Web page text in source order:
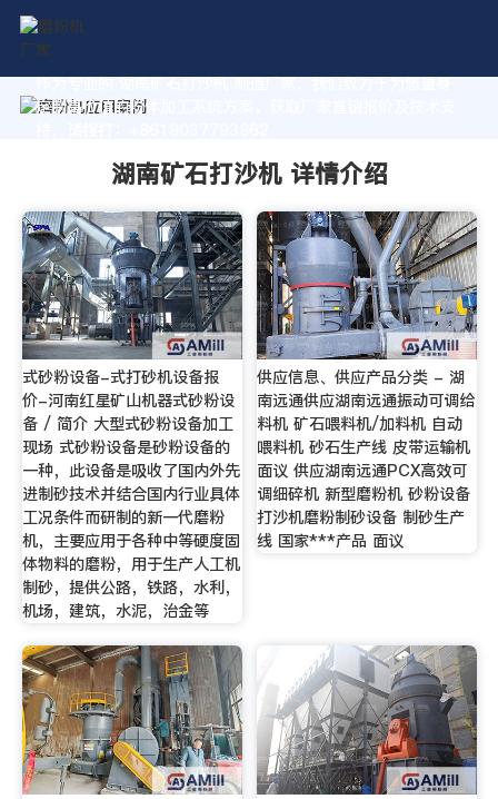
作为专业的 湖南矿石打沙机 制造厂家，我们致力于为您量身
定制高价值的粉体加工系统方案。获取厂家直销报价及技术支
湖南矿石打沙机 详情介绍
式砂粉设备-式打砂机设备报
价-河南红星矿山机器式砂粉设
备 / 简介 大型式砂粉设备加工
现场 式砂粉设备是砂粉设备的
一种，此设备是吸收了国内外先
进制砂技术并结合国内行业具体
工况条件而研制的新一代磨粉
机，主要应用于各种中等硬度固
体物料的磨粉，用于生产人工机
制砂，提供公路，铁路，水利，
机场，建筑，水泥，治金等
供应信息、供应产品分类 - 湖
南远通供应湖南远通振动可调给
料机 矿石喂料机/加料机 自动
喂料机 砂石生产线 皮带运输机
面议 供应湖南远通PCX高效可
调细碎机 新型磨粉机 砂粉设备
打沙机磨粉制砂设备 制砂生产
线 国家***产品 面议